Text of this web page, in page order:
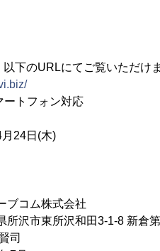
下のURLにてご覧いただけま
トフォン対応
24日(木)
コム株式会社
沢市東所沢和田3-1-8 新倉
司